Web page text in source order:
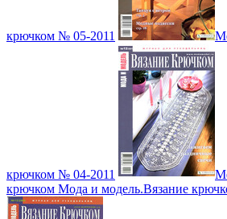
крючком № 05-2011
крючком № 04-2011
крючком Мода и модель.Вязание